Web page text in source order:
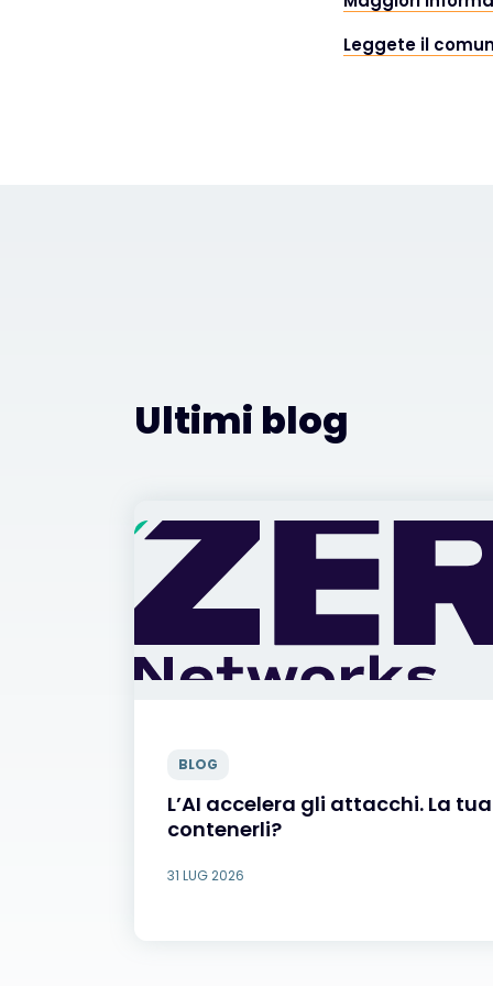
Leggete il
Ultimi blog
BLOG
L’AI accelera gli attacchi. La
contenerli?
31 LUG 2026